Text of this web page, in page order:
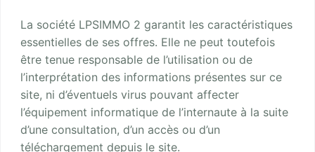
La société LPSIMMO 2 garantit les caractéristiques
essentielles de ses offres. Elle ne peut toutefois
être tenue responsable de l’utilisation ou de
l’interprétation des informations présentes sur ce
site, ni d’éventuels virus pouvant affecter
l’équipement informatique de l’internaute à la suite
d’une consultation, d’un accès ou d’un
téléchargement depuis le site.